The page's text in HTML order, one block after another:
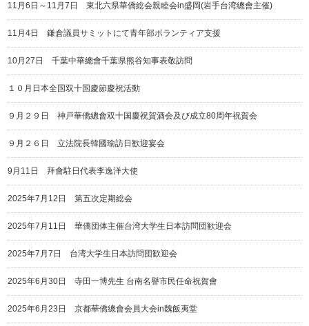
11月6日～11月7日 東北六県華僑総会親睦会in盛岡(岩手台湾總會主催)
11月4日 鎌倉議員サミットにて青年部ボランティア支援
10月27日 千葉中華總會千葉県熊谷知事表敬訪問
１０月日本全国双十国慶節慶祝活動
９月２９日 神戸華僑總會双十国慶祝賀酒会及び成立80周年祝賀会
９月２６日 立法院長韓國瑜訪日歓迎宴会
9月11日 拜會駐日代表李逸洋大使
2025年7月12日 第五次定期総会
2025年7月11日 華僑団体主催台湾大学生日本訪問団歓迎会
2025年7月7日 台湾大学生日本訪問団歓迎会
2025年6月30日 寺田一博先生 台南名譽市民任命祝賀會
2025年6月23日 京都華僑總會会員大会in魏飯夷堂